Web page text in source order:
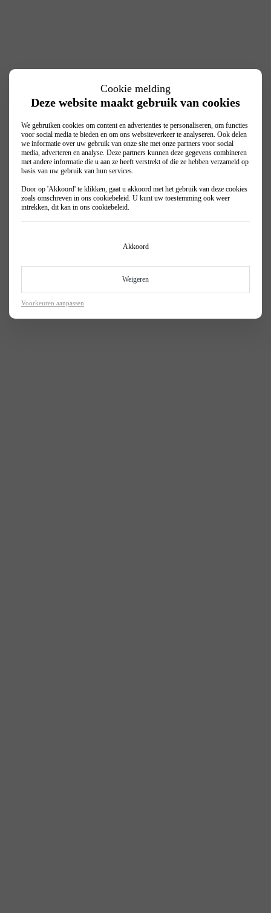
Cookie melding
Deze website maakt gebruik van cookies
We gebruiken cookies om content en advertenties te personaliseren, om functies
voor social media te bieden en om ons websiteverkeer te analyseren. Ook delen
we informatie over uw gebruik van onze site met onze partners voor social
media, adverteren en analyse. Deze partners kunnen deze gegevens combineren
met andere informatie die u aan ze heeft verstrekt of die ze hebben verzameld op
basis van uw gebruik van hun services.
Door op 'Akkoord' te klikken, gaat u akkoord met het gebruik van deze cookies
zoals omschreven in ons cookiebeleid . U kunt uw toestemming ook weer
intrekken, dit kan in ons cookiebeleid
Akkoord
Weigeren
Voorkeuren aanpassen